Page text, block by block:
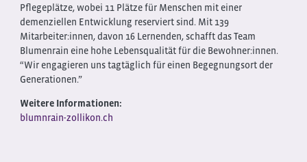
Pflegeplätze, wobei 11 Plätze für Menschen mit einer
demenziellen Entwicklung reserviert sind. Mit 139
Mitarbeiter:innen, davon 16 Lernenden, schafft das Team
Blumenrain eine hohe Lebensqualität für die Bewohner:innen.
“Wir engagieren uns tagtäglich für einen Begegnungsort der
Generationen.”
Weitere Informationen:
blumnrain-zollikon.ch